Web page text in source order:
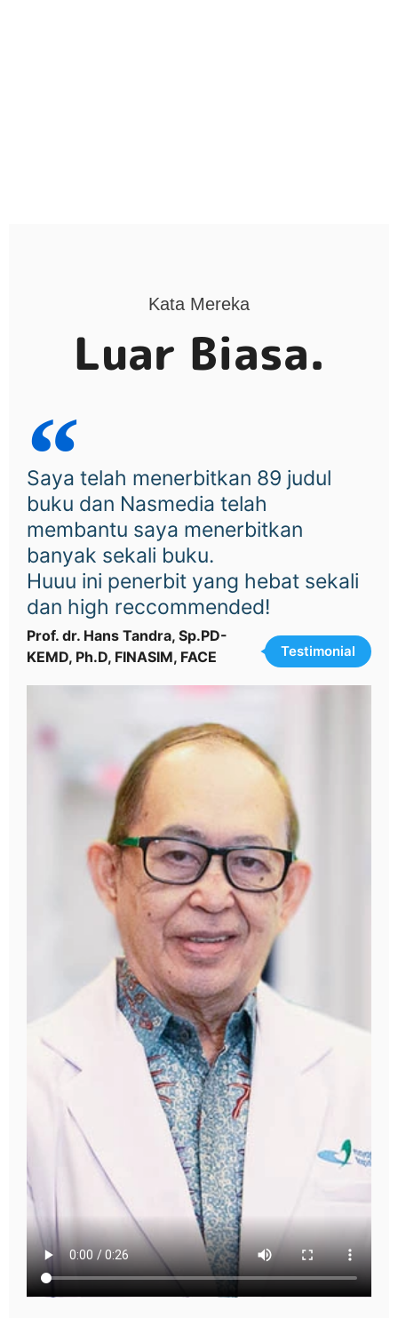
Kata Mereka
Luar Biasa.
Saya telah menerbitkan 89 judul
buku dan Nasmedia telah
membantu saya menerbitkan
banyak sekali buku.
Huuu ini penerbit yang hebat sekali
dan high reccommended!
Prof. dr. Hans Tandra, Sp.PD-
KEMD, Ph.D, FINASIM, FACE
Testimonial